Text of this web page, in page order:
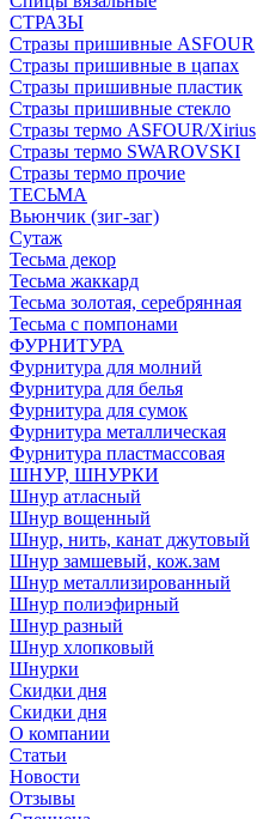
СТРАЗЫ
Стразы пришивные ASFOUR
Стразы пришивные в цапах
Стразы пришивные пластик
Стразы пришивные стекло
Стразы термо ASFOUR/Xirius
Стразы термо SWAROVSKI
Стразы термо прочие
ТЕСЬМА
Вьюнчик (зиг-заг)
Сутаж
Тесьма декор
Тесьма жаккард
Тесьма золотая, серебрянная
Тесьма с помпонами
ФУРНИТУРА
Фурнитура для молний
Фурнитура для белья
Фурнитура для сумок
Фурнитура металлическая
Фурнитура пластмассовая
ШНУР, ШНУРКИ
Шнур атласный
Шнур вощенный
Шнур, нить, канат джутовый
Шнур замшевый, кож.зам
Шнур металлизированный
Шнур полиэфирный
Шнур разный
Шнур хлопковый
Шнурки
Скидки дня
Скидки дня
О компании
Статьи
Новости
Отзывы